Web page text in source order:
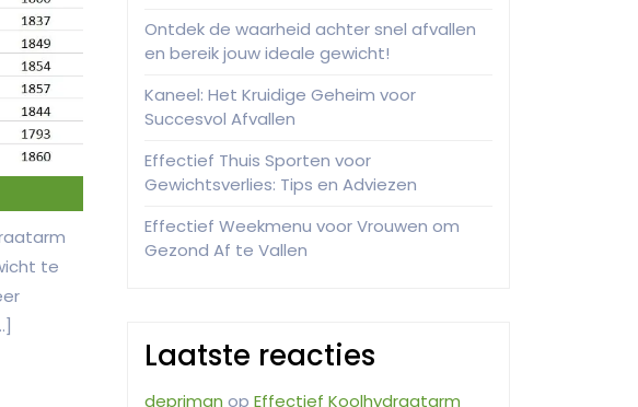
te
Ontdek de waarheid achter snel afvallen
en bereik jouw ideale gewicht!
Kaneel: Het Kruidige Geheim voor
Succesvol Afvallen
Effectief Thuis Sporten voor
Gewichtsverlies: Tips en Adviezen
Effectief Weekmenu voor Vrouwen om
Gezond Af te Vallen
Laatste reacties
depriman op Effectief Koolhydraatarm